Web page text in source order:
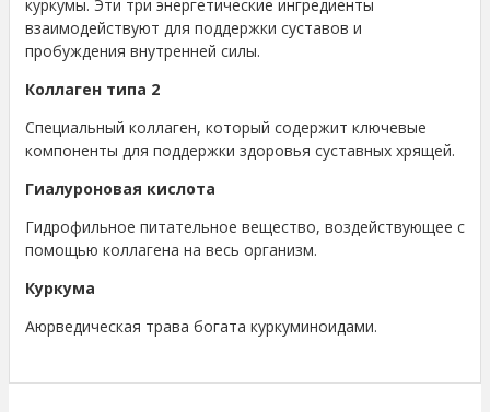
куркумы. Эти три энергетические ингредиенты
взаимодействуют для поддержки суставов и
пробуждения внутренней силы.
Коллаген типа 2
Специальный коллаген, который содержит ключевые
компоненты для поддержки здоровья суставных хрящей.
Гиалуроновая кислота
Гидрофильное питательное вещество, воздействующее с
помощью коллагена на весь организм.
Куркума
Аюрведическая трава богата куркуминоидами.